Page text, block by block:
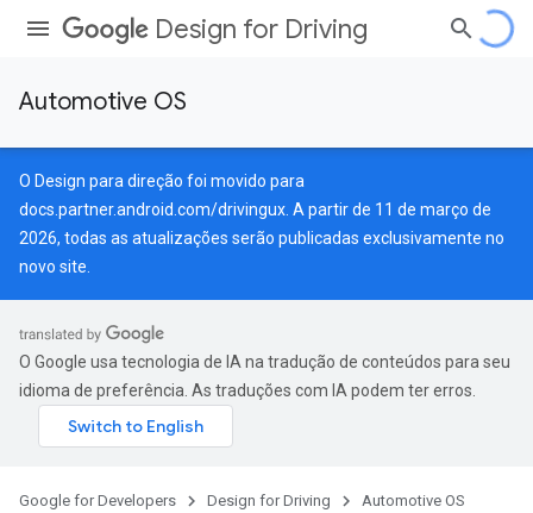
Design for Driving
Automotive OS
O Design para direção foi movido para
docs.partner.android.com/drivingux . A partir de 11 de março de
2026, todas as atualizações serão publicadas exclusivamente no
novo site.
O Google usa tecnologia de IA na tradução de conteúdos para seu
idioma de preferência. As traduções com IA podem ter erros.
Google for Developers Design for Driving Automotive OS